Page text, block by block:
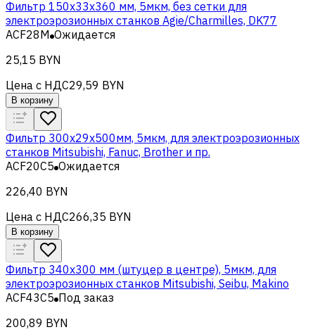
Фильтр 150x33x360 мм, 5мкм, без сетки для
электроэрозионных станков Agie/Charmilles, DK77
ACF28M Ожидается
25,15 BYN
Цена с НДС29,59 BYN
В корзину
Фильтр 300x29x500мм, 5мкм, для электроэрозионных
станков Mitsubishi, Fanuc, Brother и пр.
ACF20C5 Ожидается
226,40 BYN
Цена с НДС266,35 BYN
В корзину
Фильтр 340x300 мм (штуцер в центре), 5мкм, для
электроэрозионных станков Mitsubishi, Seibu, Makino
ACF43C5 Под заказ
200,89 BYN